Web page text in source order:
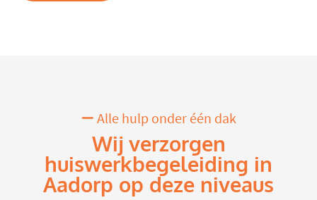
Alle hulp onder één dak
Wij verzorgen
huiswerkbegeleiding in
Aadorp op deze niveaus